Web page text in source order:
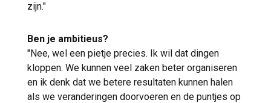
zijn."
Ben je ambitieus?
"Nee, wel een pietje precies. Ik wil dat dingen
kloppen. We kunnen veel zaken beter organiseren
en ik denk dat we betere resultaten kunnen halen
als we veranderingen doorvoeren en de puntjes op